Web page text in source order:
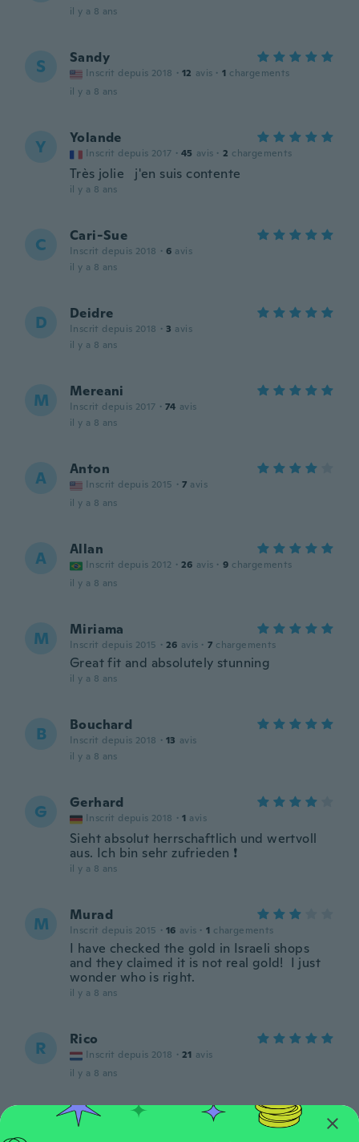
il y a 8 ans
S Sandy
Inscrit depuis 2018 · 12 avis · 1 chargements
il y a 8 ans
Y Yolande
Inscrit depuis 2017 · 45 avis · 2 chargements
Très jolie j'en suis contente
il y a 8 ans
C Cari-Sue
Inscrit depuis 2018 · 6 avis
il y a 8 ans
D Deidre
Inscrit depuis 2018 · 3 avis
il y a 8 ans
M Mereani
Inscrit depuis 2017 · 74 avis
il y a 8 ans
A Anton
Inscrit depuis 2015 · 7 avis
il y a 8 ans
A Allan
Inscrit depuis 2012 · 26 avis · 9 chargements
il y a 8 ans
M Miriama
Inscrit depuis 2015 · 26 avis · 7 chargements
Great fit and absolutely stunning
il y a 8 ans
B Bouchard
Inscrit depuis 2018 · 13 avis
il y a 8 ans
G Gerhard
Inscrit depuis 2018 · 1 avis
Sieht absolut herrschaftlich und wertvoll
aus. Ich bin sehr zufrieden ❗
il y a 8 ans
M Murad
Inscrit depuis 2015 · 16 avis · 1 chargements
I have checked the gold in Israeli shops
and they claimed it is not real gold! I just
wonder who is right.
il y a 8 ans
R Rico
Inscrit depuis 2018 · 21 avis
il y a 8 ans
Mariline